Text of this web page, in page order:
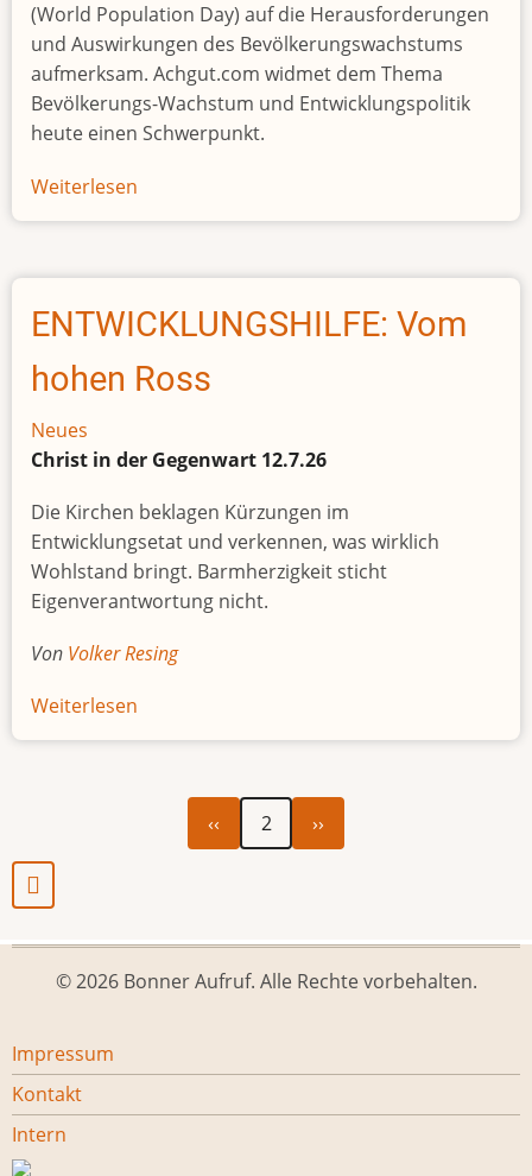
(World Population Day) auf die Herausforderungen
und Auswirkungen des Bevölkerungswachstums
aufmerksam. Achgut.com widmet dem Thema
Bevölkerungs-Wachstum und Entwicklungspolitik
heute einen Schwerpunkt.
Weiterlesen
Afrikas
bleibt
alarmierend
ENTWICKLUNGSHILFE: Vom
hohen Ross
Neues
Christ in der Gegenwart 12.7.26
Die Kirchen beklagen Kürzungen im
Entwicklungsetat und verkennen, was wirklich
Wohlstand bringt. Barmherzigkeit sticht
Eigenverantwortung nicht.
Von Volker Resing
Weiterlesen
ENTWICKLUNGSHILFE: Vom
SeitennummerierungVorherige
Seite
‹‹ 2
Seite
››
© 2026 Bonner Aufruf. Alle Rechte vorbehalten.
Footer
menu
Impressum
Kontakt
Intern